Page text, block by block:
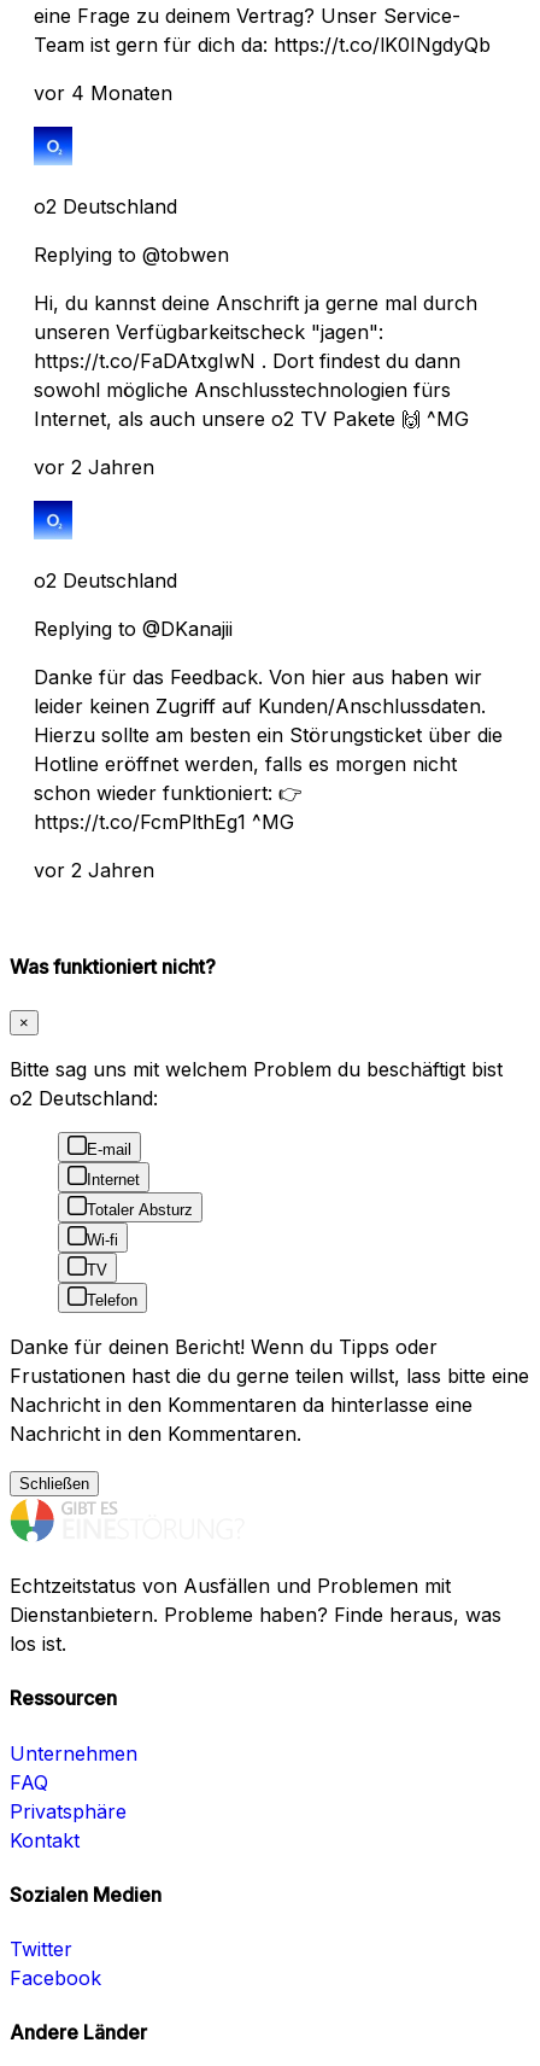
eine Frage zu deinem Vertrag? Unser Service-
Team ist gern für dich da: https://t.co/lK0INgdyQb
vor 4 Monaten
o2 Deutschland
Replying to @tobwen
Hi, du kannst deine Anschrift ja gerne mal durch
unseren Verfügbarkeitscheck "jagen":
https://t.co/FaDAtxgIwN . Dort findest du dann
sowohl mögliche Anschlusstechnologien fürs
Internet, als auch unsere o2 TV Pakete 🙌 ^MG
vor 2 Jahren
o2 Deutschland
Replying to @DKanajii
Danke für das Feedback. Von hier aus haben wir
leider keinen Zugriff auf Kunden/Anschlussdaten.
Hierzu sollte am besten ein Störungsticket über die
Hotline eröffnet werden, falls es morgen nicht
schon wieder funktioniert: 👉
https://t.co/FcmPlthEg1 ^MG
vor 2 Jahren
Was funktioniert nicht?
×
Bitte sag uns mit welchem Problem du beschäftigt bist
o2 Deutschland:
E-mail
Internet
Totaler Absturz
Wi-fi
TV
Telefon
Danke für deinen Bericht! Wenn du Tipps oder
Frustationen hast die du gerne teilen willst, lass bitte eine
Nachricht in den Kommentaren da hinterlasse eine
Nachricht in den Kommentaren.
Schließen
Echtzeitstatus von Ausfällen und Problemen mit
Dienstanbietern. Probleme haben? Finde heraus, was
los ist.
Ressourcen
Unternehmen
FAQ
Privatsphäre
Kontakt
Sozialen Medien
Twitter
Facebook
Andere Länder